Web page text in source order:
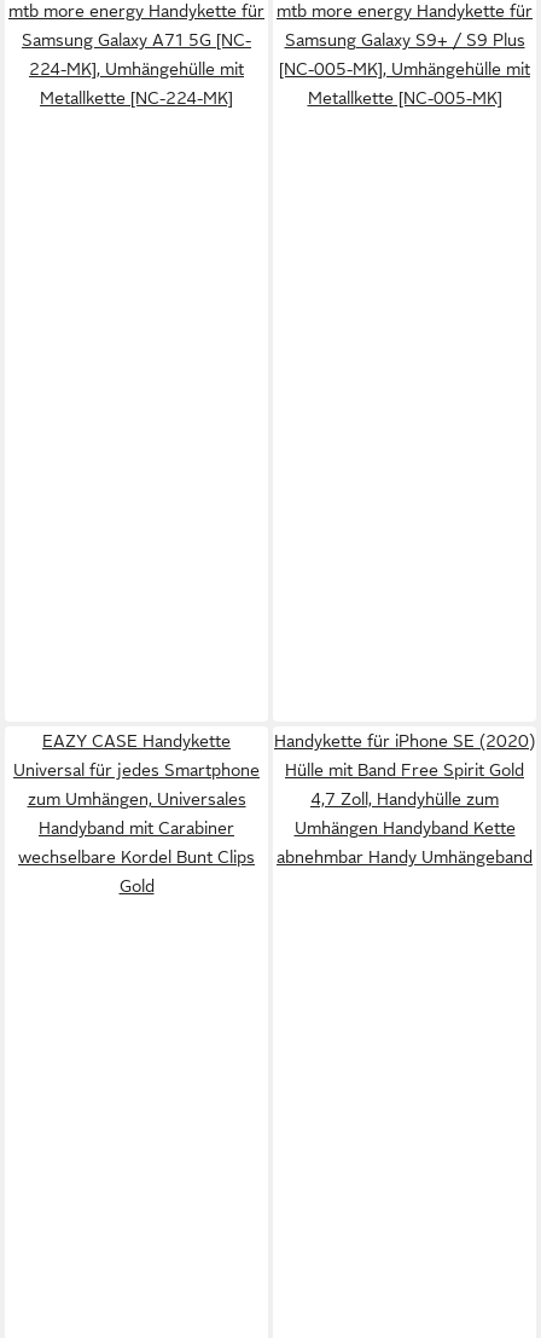
mtb more energy Handykette für
Samsung Galaxy A71 5G [NC-
224-MK], Umhängehülle mit
Metallkette [NC-224-MK]
mtb more energy Handykette für
Samsung Galaxy S9+ / S9 Plus
[NC-005-MK], Umhängehülle mit
Metallkette [NC-005-MK]
EAZY CASE Handykette
Universal für jedes Smartphone
zum Umhängen, Universales
Handyband mit Carabiner
wechselbare Kordel Bunt Clips
Gold
Handykette für iPhone SE (2020)
Hülle mit Band Free Spirit Gold
4,7 Zoll, Handyhülle zum
Umhängen Handyband Kette
abnehmbar Handy Umhängeband